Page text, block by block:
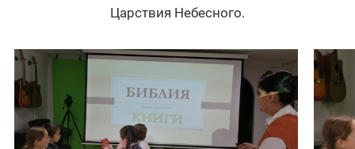
Царствия Небесного.